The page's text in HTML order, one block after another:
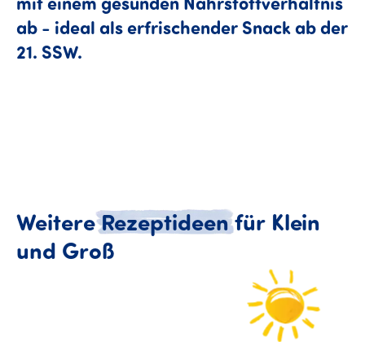
mit einem gesunden Nährstoffverhältnis
ab - ideal als erfrischender Snack ab der
21. SSW.
Weitere Rezeptideen für Klein
und GroßWeitere Rezeptideen